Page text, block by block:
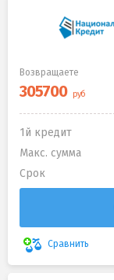
Возвращаете
1й кредит
Макс. сумма
Срок
Сравнить